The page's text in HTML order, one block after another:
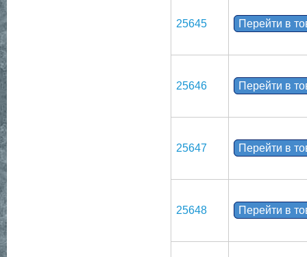
25645 Перейти в
25646 Перейти в
25647 Перейти в
25648 Перейти в